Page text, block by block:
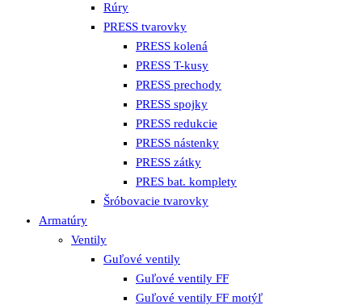
Rúry
PRESS tvarovky
PRESS kolená
PRESS T-kusy
PRESS prechody
PRESS spojky
PRESS redukcie
PRESS nástenky
PRESS zátky
PRES bat. komplety
Šróbovacie tvarovky
Armatúry
Ventily
Guľové ventily
Guľové ventily FF
Guľové ventily FF motýľ